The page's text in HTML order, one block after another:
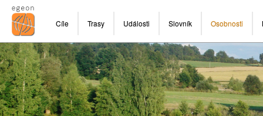
Cíle Trasy Události Slovník Osobnosti